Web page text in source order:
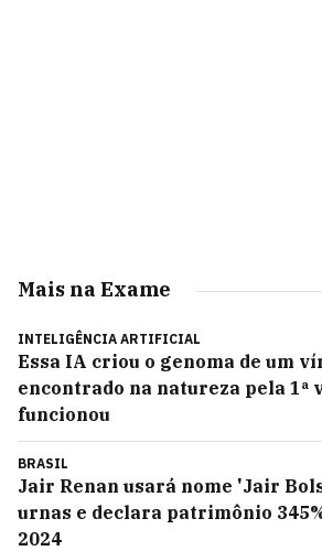
Mais na Exame
INTELIGÊNCIA ARTIFICIAL
Essa IA criou o genoma de um
encontrado na natureza pela 1ª
funcionou
BRASIL
Jair Renan usará nome 'Jair
urnas e declara patrimônio
2024